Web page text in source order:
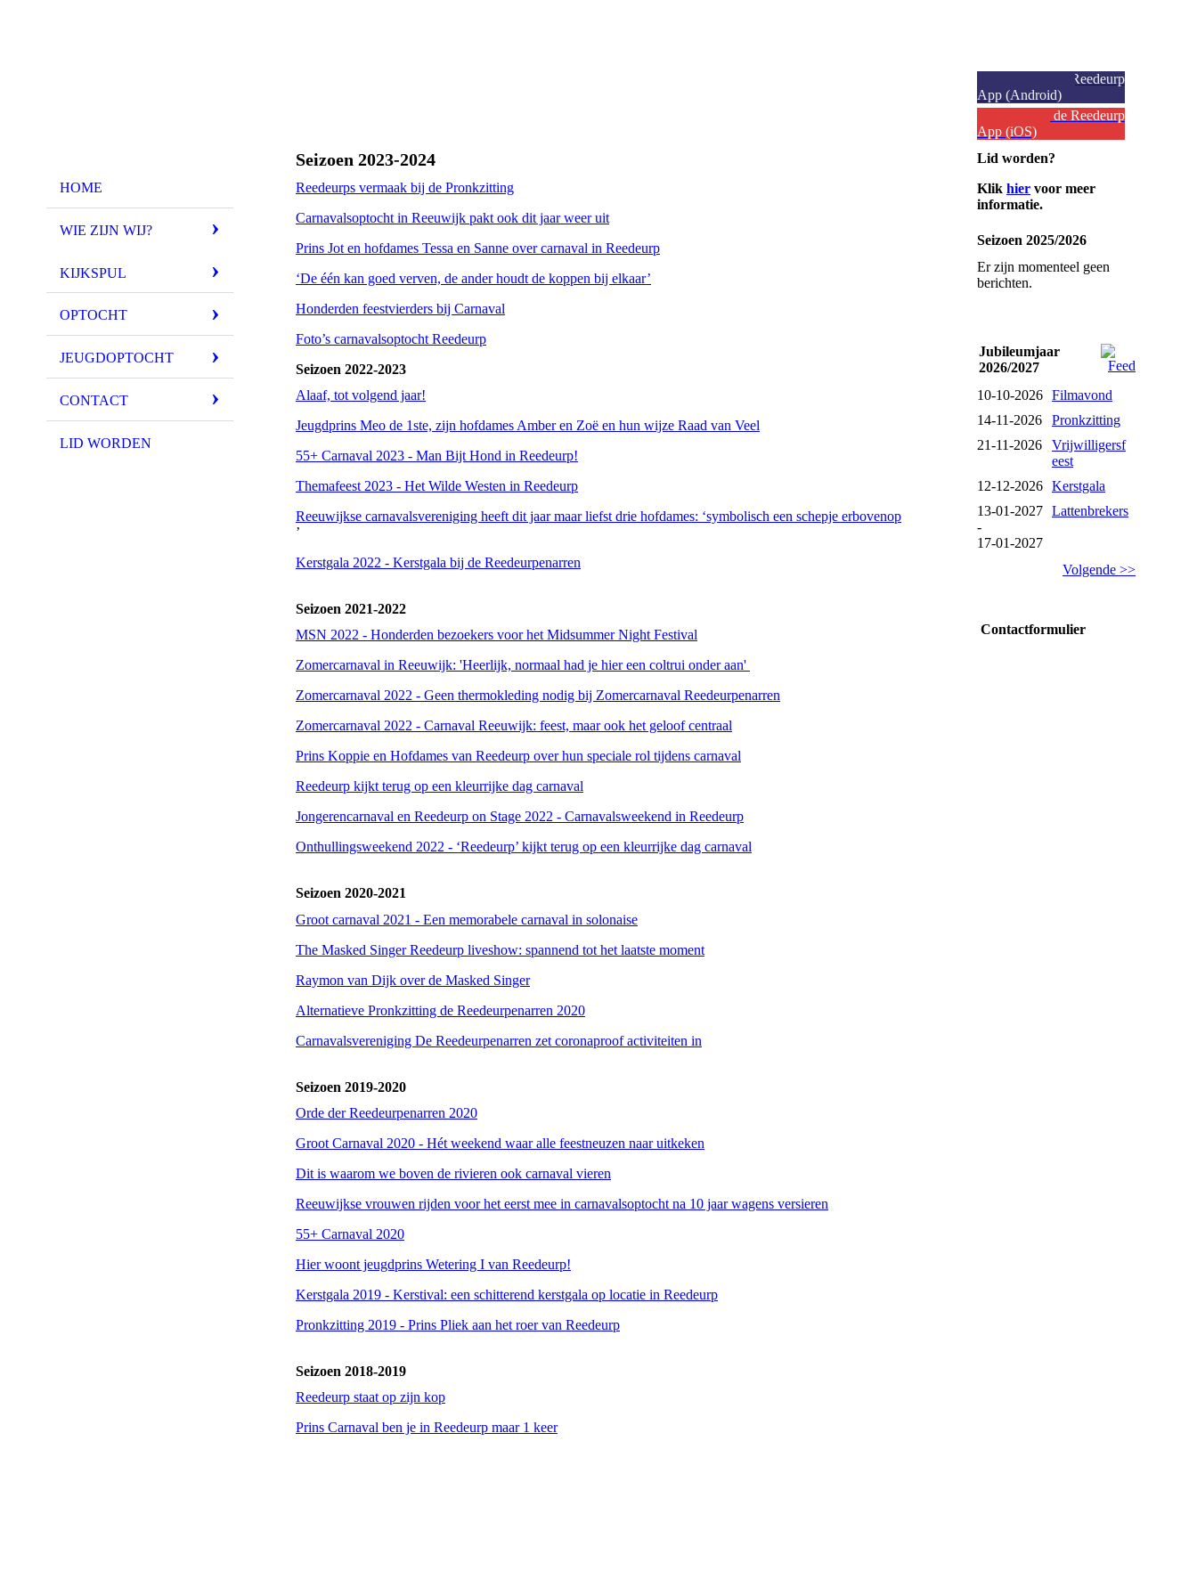
HOME
WIE ZIJN WIJ?
KIJKSPUL
OPTOCHT
JEUGDOPTOCHT
CONTACT
LID WORDEN
Seizoen 2023-2024
Reedeurps vermaak bij de Pronkzitting
Carnavalsoptocht in Reeuwijk pakt ook dit jaar weer uit
Prins Jot en hofdames Tessa en Sanne over carnaval in Reedeurp
‘De één kan goed verven, de ander houdt de koppen bij elkaar’
Honderden feestvierders bij Carnaval
Foto’s carnavalsoptocht Reedeurp
Seizoen 2022-2023
Alaaf, tot volgend jaar!
Jeugdprins Meo de 1ste, zijn hofdames Amber en Zoë en hun wijze Raad van Veel
55+ Carnaval 2023 - Man Bijt Hond in Reedeurp!
Themafeest 2023 - Het Wilde Westen in Reedeurp
Reeuwijkse carnavalsvereniging heeft dit jaar maar liefst drie hofdames: ‘symbolisch een schepje erbovenop
’
Kerstgala 2022 - Kerstgala bij de Reedeurpenarren
Seizoen 2021-2022
MSN 2022 - Honderden bezoekers voor het Midsummer Night Festival
Zomercarnaval in Reeuwijk: 'Heerlijk, normaal had je hier een coltrui onder aan'
Zomercarnaval 2022 - Geen thermokleding nodig bij Zomercarnaval Reedeurpenarren
Zomercarnaval 2022 - Carnaval Reeuwijk: feest, maar ook het geloof centraal
Prins Koppie en Hofdames van Reedeurp over hun speciale rol tijdens carnaval
Reedeurp kijkt terug op een kleurrijke dag carnaval
Jongerencarnaval en Reedeurp on Stage 2022 - Carnavalsweekend in Reedeurp
Onthullingsweekend 2022 - ‘Reedeurp’ kijkt terug op een kleurrijke dag carnaval
Seizoen 2020-2021
Groot carnaval 2021 - Een memorabele carnaval in solonaise
The Masked Singer Reedeurp liveshow: spannend tot het laatste moment
Raymon van Dijk over de Masked Singer
Alternatieve Pronkzitting de Reedeurpenarren 2020
Carnavalsvereniging De Reedeurpenarren zet coronaproof activiteiten in
Seizoen 2019-2020
Orde der Reedeurpenarren 2020
Groot Carnaval 2020 - Hét weekend waar alle feestneuzen naar uitkeken
Dit is waarom we boven de rivieren ook carnaval vieren
Reeuwijkse vrouwen rijden voor het eerst mee in carnavalsoptocht na 10 jaar wagens versieren
55+ Carnaval 2020
Hier woont jeugdprins Wetering I van Reedeurp!
Kerstgala 2019 - Kerstival: een schitterend kerstgala op locatie in Reedeurp
Pronkzitting 2019 - Prins Pliek aan het roer van Reedeurp
Seizoen 2018-2019
Reedeurp staat op zijn kop
Prins Carnaval ben je in Reedeurp maar 1 keer
Download de Reedeurp
App (Android)
Download de Reedeurp
App (iOS)
Lid worden?
Klik hier voor meer
informatie.
Seizoen 2025/2026
Er zijn momenteel geen
berichten.
Jubileumjaar
2026/2027
10-10-2026 Filmavond
14-11-2026
Pronkzitting
21-11-2026
Vrijwilligersf
eest
12-12-2026 Kerstgala
13-01-2027
-
17-01-2027
Lattenbrekers
Volgende >>
Contactformulier